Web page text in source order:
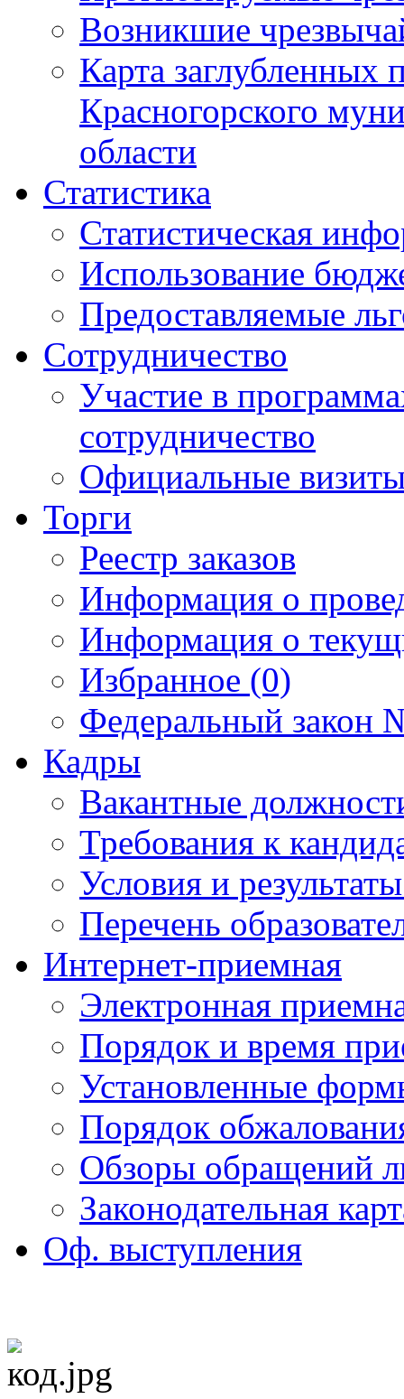
Возникшие
Карта
Красногорского
области
Статистика
Статистическая
Использование
Предоставляемые
Сотрудничество
Участие в
сотрудничество
Официальные
Торги
Реестр заказов
Информация о
Информация о
Избранное (0)
Федеральный закон
Кадры
Вакантные
Требования к
Условия и
Перечень
Интернет-приемная
Электронная
Порядок и время
Установленные
Порядок
Обзоры обращений
Законодательная
Оф. выступления